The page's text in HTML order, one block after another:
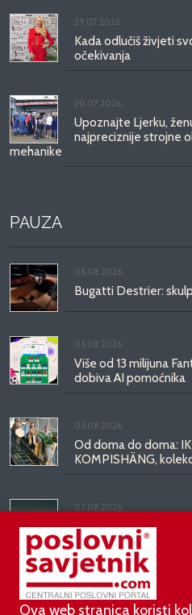
29.07.2026.
Kada odlučiš živjeti
očekivanja
20.07.2026.
Upoznajte Ljerku,
najpreciznije strojne
mehanike
PAUZA
06.08.2026.
Bugatti Destrier:
06.08.2026.
Više od 13 milijuna
dobiva AI pomoćnika
03.08.2026.
Od doma do doma:
KOMPISHÄNG,
03.08.2026.
Kineski BYD
Mercedesove S-
kilometara
Ova web stranica koristi